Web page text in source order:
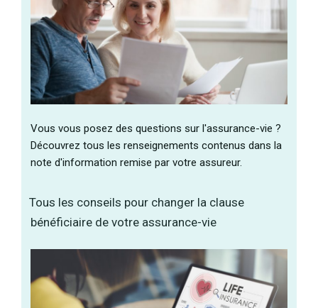
Vous vous posez des questions sur l'assurance-vie ?
Découvrez tous les renseignements contenus dans la
note d'information remise par votre assureur.
Tous les conseils pour changer la clause
bénéficiaire de votre assurance-vie